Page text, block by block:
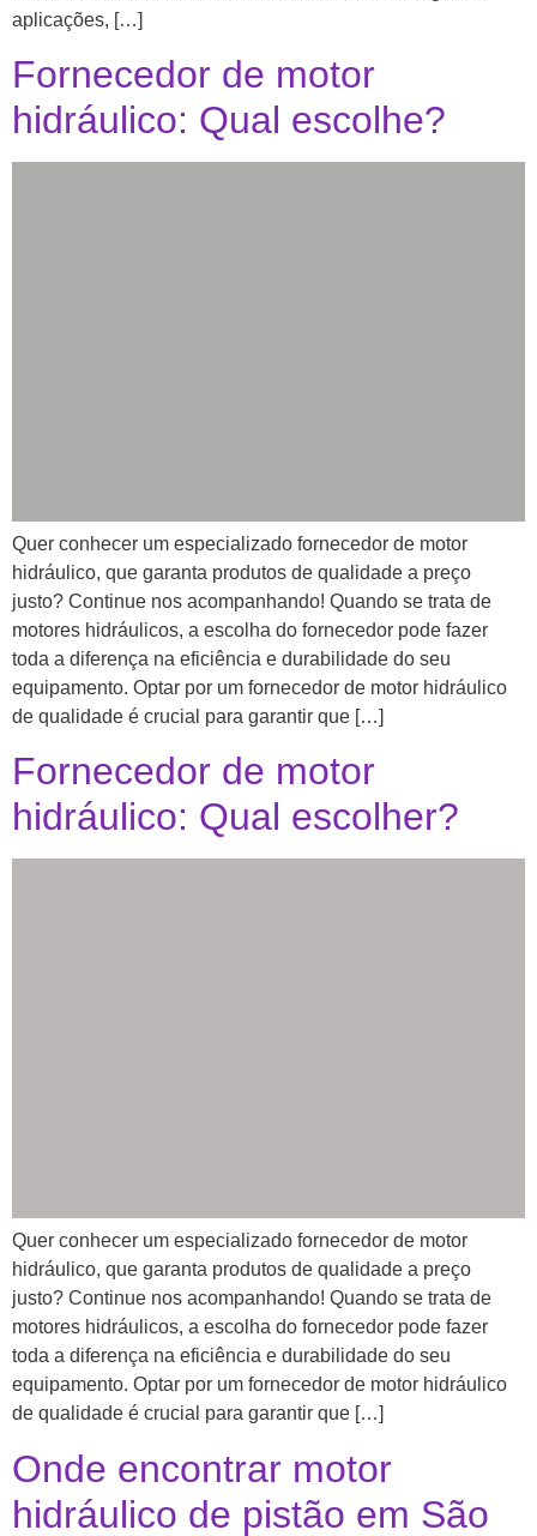
aplicações, […]
Fornecedor de motor
hidráulico: Qual escolhe?
Quer conhecer um especializado fornecedor de motor
hidráulico, que garanta produtos de qualidade a preço
justo? Continue nos acompanhando! Quando se trata de
motores hidráulicos, a escolha do fornecedor pode fazer
toda a diferença na eficiência e durabilidade do seu
equipamento. Optar por um fornecedor de motor hidráulico
de qualidade é crucial para garantir que […]
Fornecedor de motor
hidráulico: Qual escolher?
Quer conhecer um especializado fornecedor de motor
hidráulico, que garanta produtos de qualidade a preço
justo? Continue nos acompanhando! Quando se trata de
motores hidráulicos, a escolha do fornecedor pode fazer
toda a diferença na eficiência e durabilidade do seu
equipamento. Optar por um fornecedor de motor hidráulico
de qualidade é crucial para garantir que […]
Onde encontrar motor
hidráulico de pistão em São